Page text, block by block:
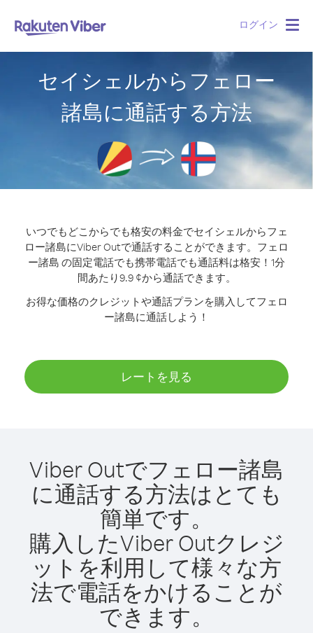
ログイン
セイシェルからフェロー
諸島に通話する方法
いつでもどこからでも格安の料金でセイシェルからフェ
ロー諸島にViber Outで通話することができます。 フェロ
ー諸島 の固定電話でも携帯電話でも通話料は格安！1分
間あたり9.9 ¢から通話できます。
お得な価格のクレジットや通話プランを購入してフェロ
ー諸島に通話しよう！
レートを見る
Viber Outでフェロー諸島
に通話する方法はとても
簡単です。
購入したViber Outクレジ
ットを利用して様々な方
法で電話をかけることが
できます。